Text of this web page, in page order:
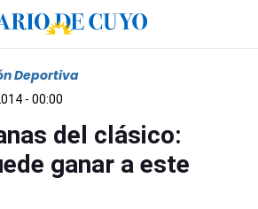
Deportiva
- 00:00
del clásico:
ganar a este